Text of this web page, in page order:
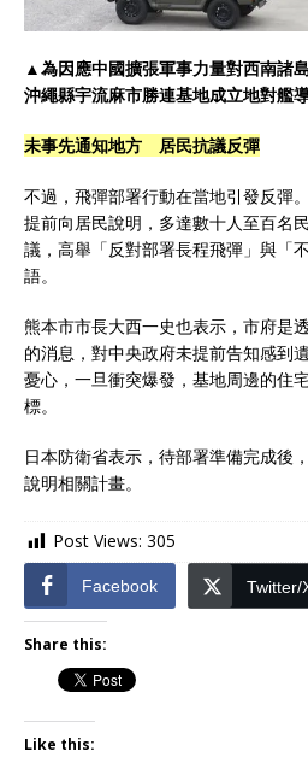
▲為因應中國擴張軍事力量對西南諸
沖繩縣宇流麻市勝連基地成立地對艦
未事先通知地方 居民抗議反彈
不過，飛彈部署行動在當地引發反彈
提前向居民說明，多達數十人至百名
議，高舉「反對部署長程飛彈」與「
語。
熊本市市長大西一史也表示，市府是
的消息，對中央政府未提前告知感到
憂心，一旦衝突爆發，基地周邊的住
標。
日本防衛省表示，待部署準備完成後
說明相關計畫。
Post Views: 305
Facebook Twitter/
Share this:
Like this: